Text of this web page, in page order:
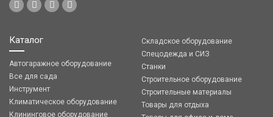
Каталог
Автогаражное оборудование
Все для сада
Инструмент
Климатическое оборудование
Клининговое оборудование
Складское оборудование
Спецодежда и СИЗ
Станки
Строительное оборудование
Строительные материалы
Товары для отдыха